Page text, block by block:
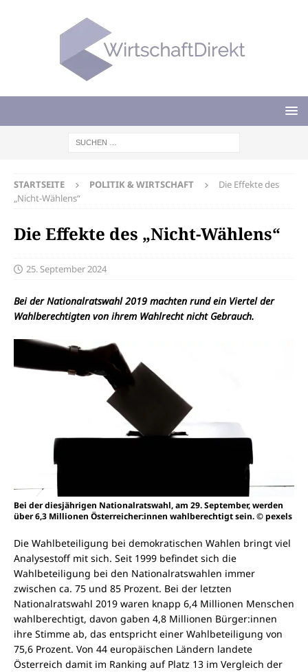
STARTSEITE POLITIK & WIRTSCHAFT
Die Effekte des
„Nicht-Wählens“
Die Effekte des „Nicht-Wählens“
25. September 2024
Bei der Nationalratswahl 2019 machten rund ein Viertel der
Wahlberechtigten von ihrem Wahlrecht nicht Gebrauch.
Bei der diesjährigen Nationalratswahl, am 29. September, werden
über 6,3 Millionen Österreicher:innen wahlberechtigt sein. © pexels
Die Wahlbeteiligung bei demokratischen Wahlen bringt viel
Analysestoff mit sich. Seit 1999 befindet sich die
Wahlbeteiligung bei den Nationalratswahlen immer
zwischen ca. 75 und 85 Prozent. Bei der letzten
Nationalratswahl 2019 waren knapp 6,4 Millionen Menschen
wahlberechtigt, davon gaben 4,8 Millionen Bürger:innen
ihre Stimme ab, das entspricht einer Wahlbeteiligung von
75,6 Prozent. Von 44 europäischen Ländern landete
Österreich damit im Ranking auf Platz 13 im Vergleich der